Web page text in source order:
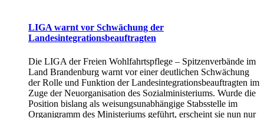
LIGA warnt vor Schwächung der
Landesintegrationsbeauftragten
Die LIGA der Freien Wohlfahrtspflege – Spitzenverbände im
Land Brandenburg warnt vor einer deutlichen Schwächung
der Rolle und Funktion der Landesintegrationsbeauftragten im
Zuge der Neuorganisation des Sozialministeriums. Wurde die
Position bislang als weisungsunabhängige Stabsstelle im
Organigramm des Ministeriums geführt, erscheint sie nun nur